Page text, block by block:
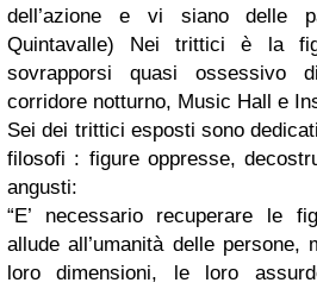
dell’azione e vi siano delle
Quintavalle) Nei trittici è la
sovrapporsi quasi
corridore notturno, Music Hall e
Sei dei trittici esposti sono
filosofi : figure oppresse,
angusti:
“E’ necessario recuperare le
allude all’umanità delle persone,
loro dimensioni, le loro